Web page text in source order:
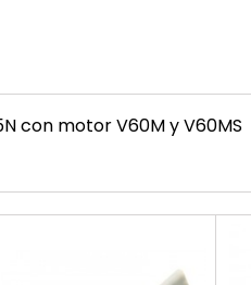
con motor V60M y V60MS